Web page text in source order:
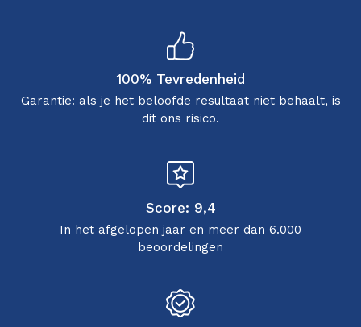
100% Tevredenheid
Garantie: als je het beloofde resultaat niet behaalt, is
dit ons risico.
Score: 9,4
In het afgelopen jaar en meer dan 6.000
beoordelingen